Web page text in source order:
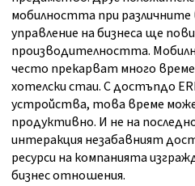
мобилността при
управление на бизнеса ще
производителността.
често прекарват много
хотелски стаи. С достъпдо
устройства, това време може
продуктивно. И не на
интеракция незабавният
ресурси на компанията
бизнес отношения.